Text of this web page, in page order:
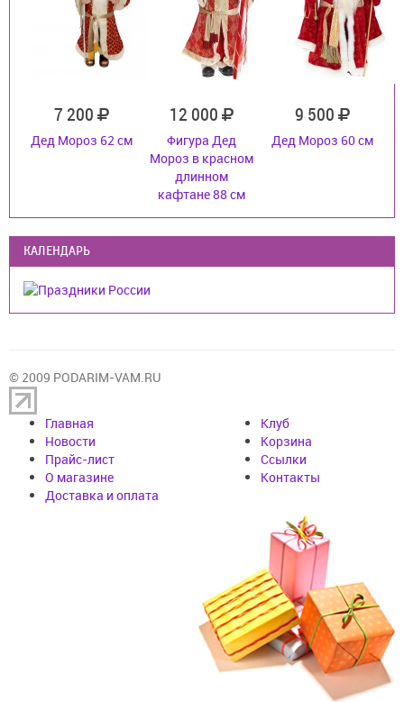
7 200
Дед Мороз 62 см
12 000
Фигура Дед
Мороз в красном
длинном
кафтане 88 см
9 500
Дед Мороз 60 см
КАЛЕНДАРЬ
© 2009 PODARIM-VAM.RU
Главная
Новости
Прайс-лист
О магазине
Доставка и оплата
Клуб
Корзина
Cсылки
Контакты